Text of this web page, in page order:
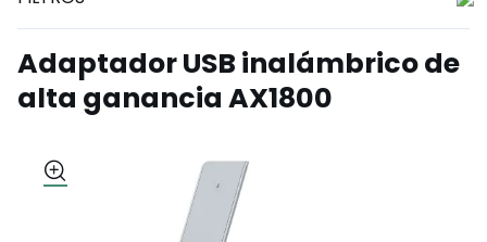
Adaptador USB inalámbrico de
alta ganancia AX1800